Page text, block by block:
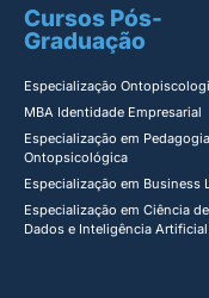
Cursos Pós-
Graduação
Especialização
MBA Identidade Empresarial​
Especialização em Pedagogia
Ontopsicológica​
Especialização em Business
Especialização em Ciência de
Dados e Inteligência Artificial